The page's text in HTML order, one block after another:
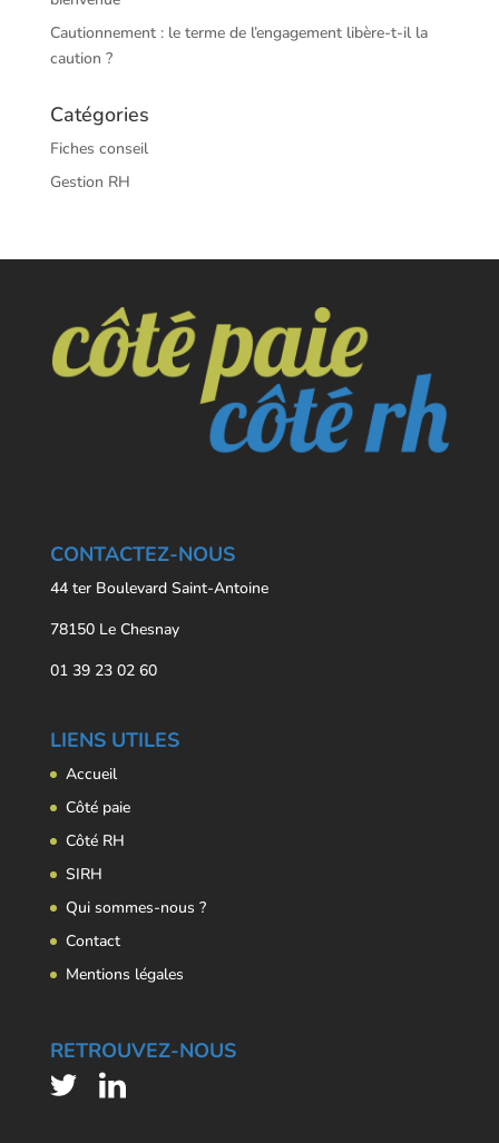
Cautionnement : le terme de l’engagement libère-t-il la
caution ?
Catégories
Fiches conseil
Gestion RH
CONTACTEZ-NOUS
44 ter Boulevard Saint-Antoine
78150 Le Chesnay
01 39 23 02 60
LIENS UTILES
Accueil
Côté paie
Côté RH
SIRH
Qui sommes-nous ?
Contact
Mentions légales
RETROUVEZ-NOUS